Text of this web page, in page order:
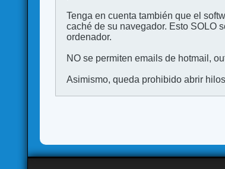
Tenga en cuenta también que el
caché de su navegador. Esto SOLO
ordenador.
NO se permiten emails de hotmail,
Asimismo, queda prohibido abrir